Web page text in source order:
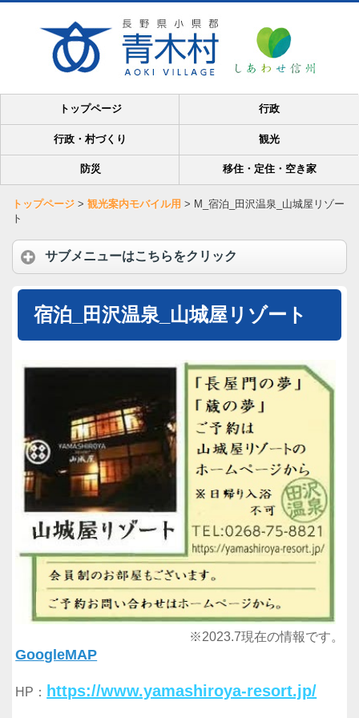
トップページ 行政
行政・村づくり 観光
防災 移住・定住・空き家
トップページ > 観光案内モバイル用 > M_宿泊_田沢温泉_山城屋リゾー
ト
サブメニューはこちらをクリック
宿泊_田沢温泉_山城屋リゾート
※2023.7現在の情報です。
GoogleMAP
HP： https://www.yamashiroya-resort.jp/